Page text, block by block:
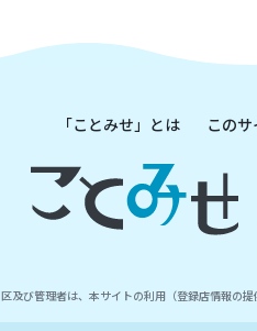
「ことみせ」とは この
区及び管理者は、本サイトの利用（登録店情報の